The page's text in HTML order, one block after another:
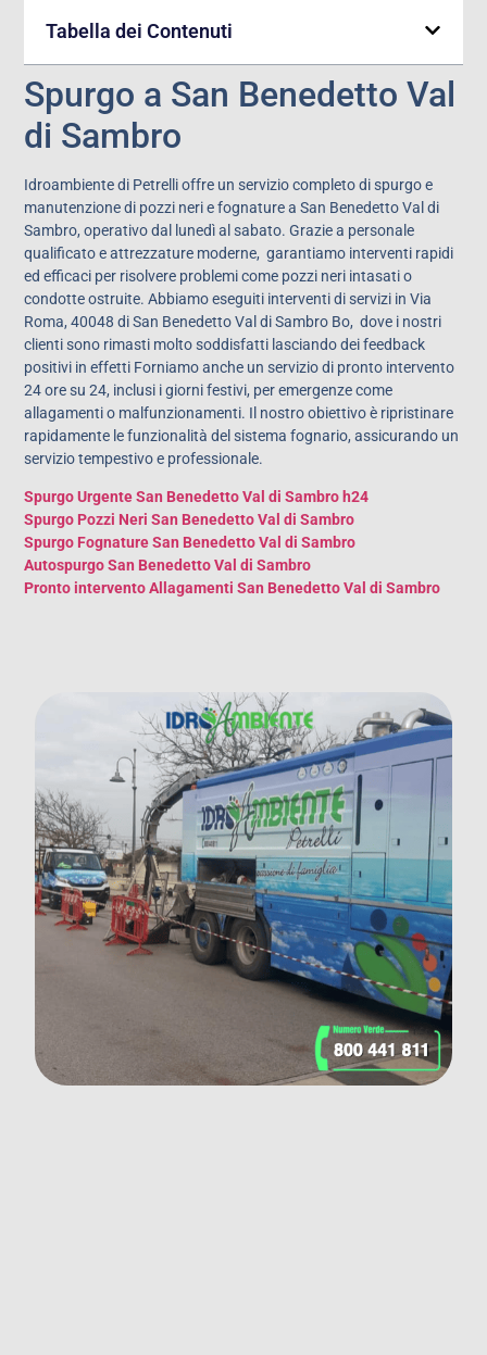
Tabella dei Contenuti
Spurgo a San Benedetto Val
di Sambro
Idroambiente di Petrelli offre un servizio completo di spurgo e
manutenzione di pozzi neri e fognature a San Benedetto Val di
Sambro, operativo dal lunedì al sabato. Grazie a personale
qualificato e attrezzature moderne, garantiamo interventi rapidi
ed efficaci per risolvere problemi come pozzi neri intasati o
condotte ostruite. Abbiamo eseguiti interventi di servizi in Via
Roma, 40048 di San Benedetto Val di Sambro Bo, dove i nostri
clienti sono rimasti molto soddisfatti lasciando dei feedback
positivi in effetti Forniamo anche un servizio di pronto intervento
24 ore su 24, inclusi i giorni festivi, per emergenze come
allagamenti o malfunzionamenti. Il nostro obiettivo è ripristinare
rapidamente le funzionalità del sistema fognario, assicurando un
servizio tempestivo e professionale.
Spurgo Urgente San Benedetto Val di Sambro h24
Spurgo Pozzi Neri San Benedetto Val di Sambro
Spurgo Fognature San Benedetto Val di Sambro
Autospurgo San Benedetto Val di Sambro
Pronto intervento Allagamenti San Benedetto Val di Sambro